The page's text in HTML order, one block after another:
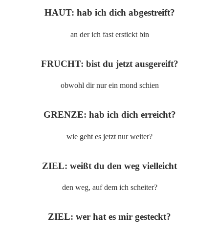
HAUT: hab ich dich abgestreift?
an der ich fast erstickt bin
FRUCHT: bist du jetzt ausgereift?
obwohl dir nur ein mond schien
GRENZE: hab ich dich erreicht?
wie geht es jetzt nur weiter?
ZIEL: weißt du den weg vielleicht
den weg, auf dem ich scheiter?
ZIEL: wer hat es mir gesteckt?